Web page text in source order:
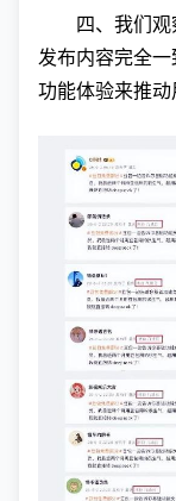
四、我们
发布内容完全
功能体验来推动